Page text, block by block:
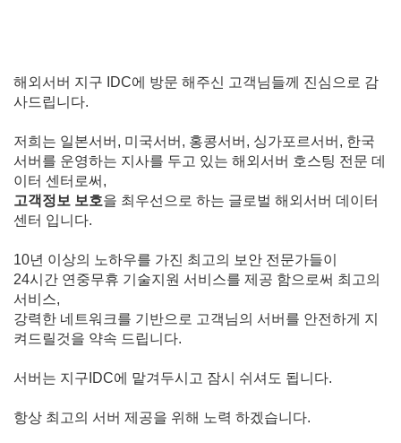
해외서버 지구 IDC에 방문 해주신 고객님들께 진심으로 감
사드립니다.
저희는 일본서버, 미국서버, 홍콩서버, 싱가포르서버, 한국
서버를 운영하는 지사를 두고 있는 해외서버 호스팅 전문 데
이터 센터로써,
고객정보 보호을 최우선으로 하는 글로벌 해외서버 데이터
센터 입니다.
10년 이상의 노하우를 가진 최고의 보안 전문가들이
24시간 연중무휴 기술지원 서비스를 제공 함으로써 최고의
서비스,
강력한 네트워크를 기반으로 고객님의 서버를 안전하게 지
켜드릴것을 약속 드립니다.
서버는 지구IDC에 맡겨두시고 잠시 쉬셔도 됩니다.
항상 최고의 서버 제공을 위해 노력 하겠습니다.